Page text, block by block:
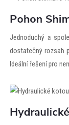
Pohon
Jednoduchý a
dostatečný rozsah
Ideální řešení pro